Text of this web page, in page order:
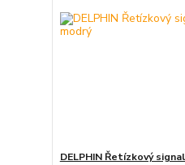
DELPHIN Řetízkový